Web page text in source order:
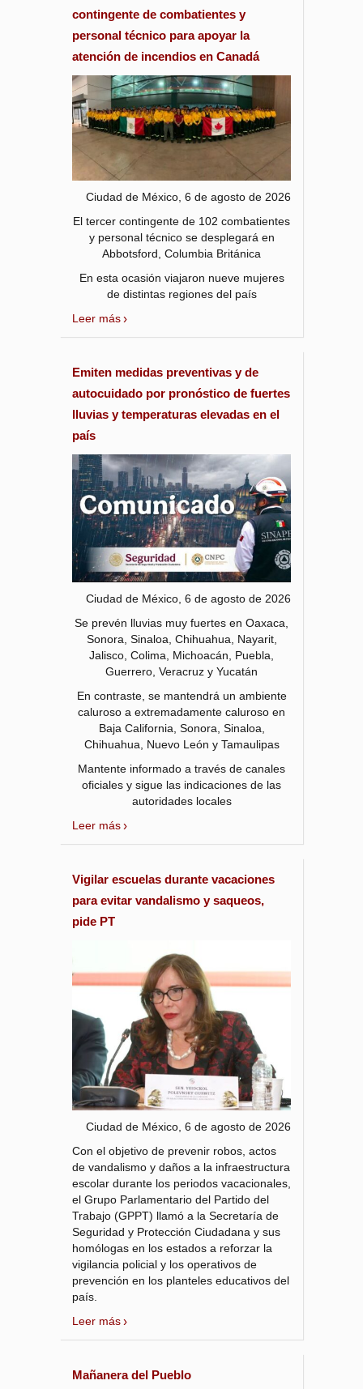
contingente de combatientes y
personal técnico para apoyar la
atención de incendios en Canadá
Ciudad de México, 6 de agosto de 2026
El tercer contingente de 102 combatientes
y personal técnico se desplegará en
Abbotsford, Columbia Británica
En esta ocasión viajaron nueve mujeres
de distintas regiones del país
Leer más
Emiten medidas preventivas y de
autocuidado por pronóstico de fuertes
lluvias y temperaturas elevadas en el
país
Ciudad de México, 6 de agosto de 2026
Se prevén lluvias muy fuertes en Oaxaca,
Sonora, Sinaloa, Chihuahua, Nayarit,
Jalisco, Colima, Michoacán, Puebla,
Guerrero, Veracruz y Yucatán
En contraste, se mantendrá un ambiente
caluroso a extremadamente caluroso en
Baja California, Sonora, Sinaloa,
Chihuahua, Nuevo León y Tamaulipas
Mantente informado a través de canales
oficiales y sigue las indicaciones de las
autoridades locales
Leer más
Vigilar escuelas durante vacaciones
para evitar vandalismo y saqueos,
pide PT
Ciudad de México, 6 de agosto de 2026
Con el objetivo de prevenir robos, actos
de vandalismo y daños a la infraestructura
escolar durante los periodos vacacionales,
el Grupo Parlamentario del Partido del
Trabajo (GPPT) llamó a la Secretaría de
Seguridad y Protección Ciudadana y sus
homólogas en los estados a reforzar la
vigilancia policial y los operativos de
prevención en los planteles educativos del
país.
Leer más
Mañanera del Pueblo